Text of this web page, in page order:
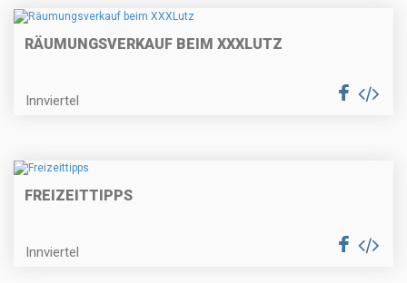
RÄUMUNGSVERKAUF BEIM XXXLUTZ
Innviertel
FREIZEITTIPPS
Innviertel